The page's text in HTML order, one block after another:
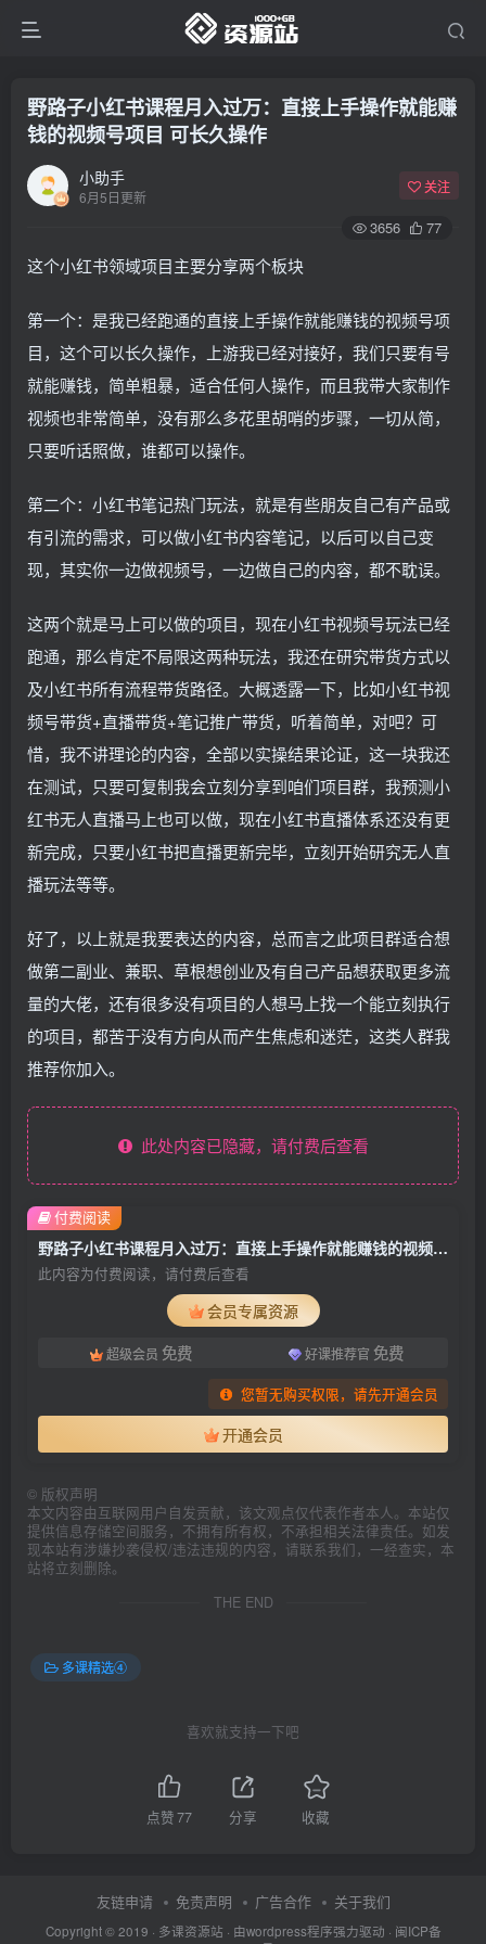
野路子小红书课程月入过万：直接上手操作就能赚
钱的视频号项目 可长久操作
小助手
6月5日更新
关注
3656 77
这个小红书领域项目主要分享两个板块
第一个：是我已经跑通的直接上手操作就能赚钱的视频号项
目，这个可以长久操作，上游我已经对接好，我们只要有号
就能赚钱，简单粗暴，适合任何人操作，而且我带大家制作
视频也非常简单，没有那么多花里胡哨的步骤，一切从简，
只要听话照做，谁都可以操作。
第二个：小红书笔记热门玩法，就是有些朋友自己有产品或
有引流的需求，可以做小红书内容笔记，以后可以自己变
现，其实你一边做视频号，一边做自己的内容，都不耽误。
这两个就是马上可以做的项目，现在小红书视频号玩法已经
跑通，那么肯定不局限这两种玩法，我还在研究带货方式以
及小红书所有流程带货路径。大概透露一下，比如小红书视
频号带货+直播带货+笔记推广带货，听着简单，对吧？可
惜，我不讲理论的内容，全部以实操结果论证，这一块我还
在测试，只要可复制我会立刻分享到咱们项目群，我预测小
红书无人直播马上也可以做，现在小红书直播体系还没有更
新完成，只要小红书把直播更新完毕，立刻开始研究无人直
播玩法等等。
好了，以上就是我要表达的内容，总而言之此项目群适合想
做第二副业、兼职、草根想创业及有自己产品想获取更多流
量的大佬，还有很多没有项目的人想马上找一个能立刻执行
的项目，都苦于没有方向从而产生焦虑和迷茫，这类人群我
推荐你加入。
此处内容已隐藏，请付费后查看
野路子小红书课程月入过万：直接上手操作就能赚钱的视频号项目 可长久操作
此内容为付费阅读，请付费后查看
会员专属资源
超级会员 免费 好课推荐官 免费
您暂无购买权限，请先开通会员
开通会员
付费阅读
© 版权声明
本文内容由互联网用户自发贡献，该文观点仅代表作者本人。本站仅
提供信息存储空间服务，不拥有所有权，不承担相关法律责任。如发
现本站有涉嫌抄袭侵权/违法违规的内容，请联系我们，一经查实，本
站将立刻删除。
THE END
多课精选④
喜欢就支持一下吧
点赞77 分享 收藏
友链申请 免责声明 广告合作 关于我们
Copyright © 2019 · 多课资源站 · 由wordpress程序强力驱动 · 闽ICP备